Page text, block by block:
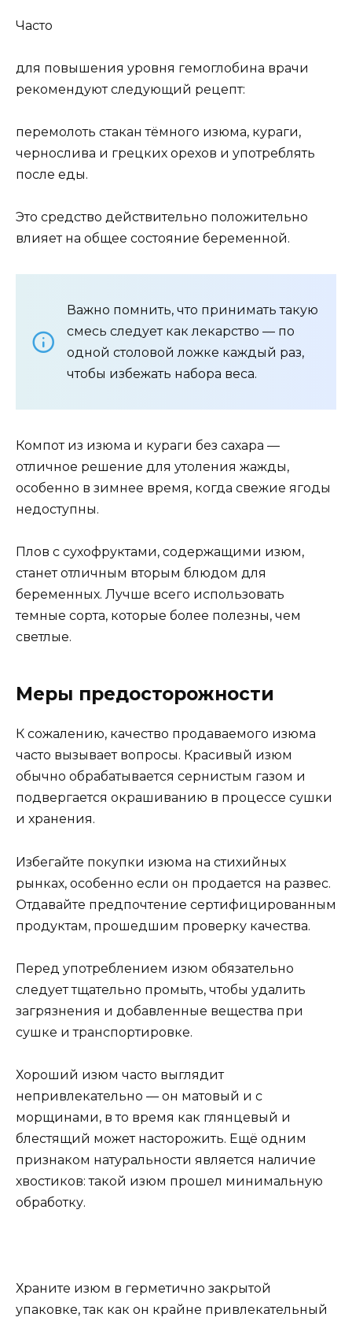
Часто
для повышения уровня гемоглобина врачи
рекомендуют следующий рецепт:
перемолоть стакан тёмного изюма, кураги,
чернослива и грецких орехов и употреблять
после еды.
Это средство действительно положительно
влияет на общее состояние беременной.
Важно помнить, что принимать такую
смесь следует как лекарство — по
одной столовой ложке каждый раз,
чтобы избежать набора веса.
Компот из изюма и кураги без сахара —
отличное решение для утоления жажды,
особенно в зимнее время, когда свежие ягоды
недоступны.
Плов с сухофруктами, содержащими изюм,
станет отличным вторым блюдом для
беременных. Лучше всего использовать
темные сорта, которые более полезны, чем
светлые.
Меры предосторожности
К сожалению, качество продаваемого изюма
часто вызывает вопросы. Красивый изюм
обычно обрабатывается сернистым газом и
подвергается окрашиванию в процессе сушки
и хранения.
Избегайте покупки изюма на стихийных
рынках, особенно если он продается на развес.
Отдавайте предпочтение сертифицированным
продуктам, прошедшим проверку качества.
Перед употреблением изюм обязательно
следует тщательно промыть, чтобы удалить
загрязнения и добавленные вещества при
сушке и транспортировке.
Хороший изюм часто выглядит
непривлекательно — он матовый и с
морщинами, в то время как глянцевый и
блестящий может насторожить. Ещё одним
признаком натуральности является наличие
хвостиков: такой изюм прошел минимальную
обработку.
Храните изюм в герметично закрытой
упаковке, так как он крайне привлекательный